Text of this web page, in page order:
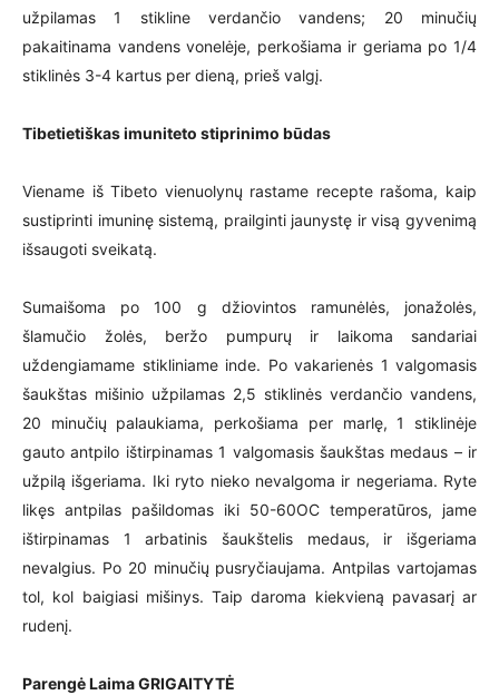
užpilamas 1 stikline verdančio vandens; 20 minučių
pakaitinama vandens vonelėje, perkošiama ir geriama po 1/4
stiklinės 3-4 kartus per dieną, prieš valgį.
Tibetietiškas imuniteto stiprinimo būdas
Viename iš Tibeto vienuolynų rastame recepte rašoma, kaip
sustiprinti imuninę sistemą, prailginti jaunystę ir visą gyvenimą
išsaugoti sveikatą.
Sumaišoma po 100 g džiovintos ramunėlės, jonažolės,
šlamučio žolės, beržo pumpurų ir laikoma sandariai
uždengiamame stikliniame inde. Po vakarienės 1 valgomasis
šaukštas mišinio užpilamas 2,5 stiklinės verdančio vandens,
20 minučių palaukiama, perkošiama per marlę, 1 stiklinėje
gauto antpilo ištirpinamas 1 valgomasis šaukštas medaus – ir
užpilą išgeriama. Iki ryto nieko nevalgoma ir negeriama. Ryte
likęs antpilas pašildomas iki 50-60OC temperatūros, jame
ištirpinamas 1 arbatinis šaukštelis medaus, ir išgeriama
nevalgius. Po 20 minučių pusryčiaujama. Antpilas vartojamas
tol, kol baigiasi mišinys. Taip daroma kiekvieną pavasarį ar
rudenį.
Parengė Laima GRIGAITYTĖ